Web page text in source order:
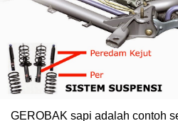
GEROBAK sapi adalah contoh